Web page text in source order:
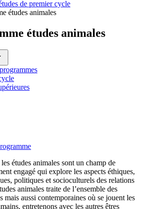
de premier cycle
études animales
études animales
études animales sont un champ de
engagé qui explore les aspects éthiques,
politiques et socioculturels des relations
animales traite de l’ensemble des
mais aussi contemporaines où se jouent les
entretenons avec les autres êtres